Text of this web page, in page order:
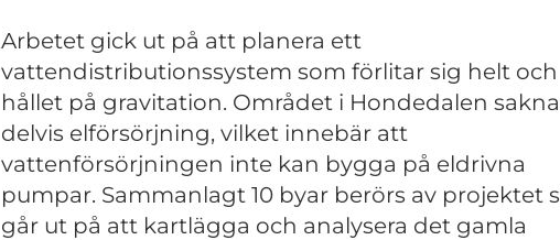
Arbetet gick ut på att planera ett
vattendistributionssystem som förlitar sig helt och
hållet på gravitation. Området i Hondedalen
delvis elförsörjning, vilket innebär att
vattenförsörjningen inte kan bygga på eldrivna
pumpar. Sammanlagt 10 byar berörs av projektet
går ut på att kartlägga och analysera det gamla